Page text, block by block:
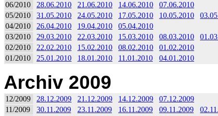
06/2010
28.06.2010 21.06.2010 14.06.2010
07.06.2010
05/2010
31.05.2010 24.05.2010 17.05.2010 10.05.2010
04/2010
26.04.2010 19.04.2010
05.04.2010
03/2010
29.03.2010 22.03.2010 15.03.2010 08.03.2010
02/2010
22.02.2010 15.02.2010 08.02.2010
01.02.2010
01/2010
25.01.2010 18.01.2010 11.01.2010 04.01.2010
Archiv 2009
12/2009 28.12.2009 21.12.2009 14.12.2009
07.12.2009
11/2009
30.11.2009 23.11.2009 16.11.2009 09.11.2009